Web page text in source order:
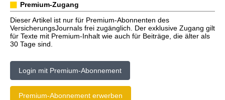
Premium-Zugang
Dieser Artikel ist nur für Premium-Abonnenten des
VersicherungsJournals frei zugänglich. Der exklusive Zugang gilt
für Texte mit Premium-Inhalt wie auch für Beiträge, die älter als
30 Tage sind.
Login mit Premium-Abonnement
Premium-Abonnement erwerben